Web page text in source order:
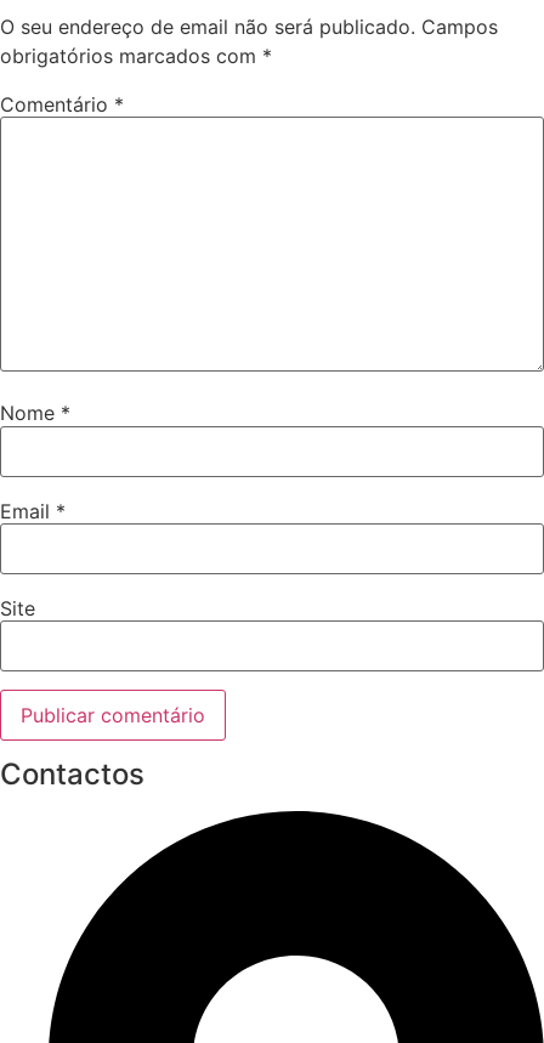
O seu endereço de email não será publicado. Campos
obrigatórios marcados com *
Comentário *
Nome *
Email *
Site
Contactos